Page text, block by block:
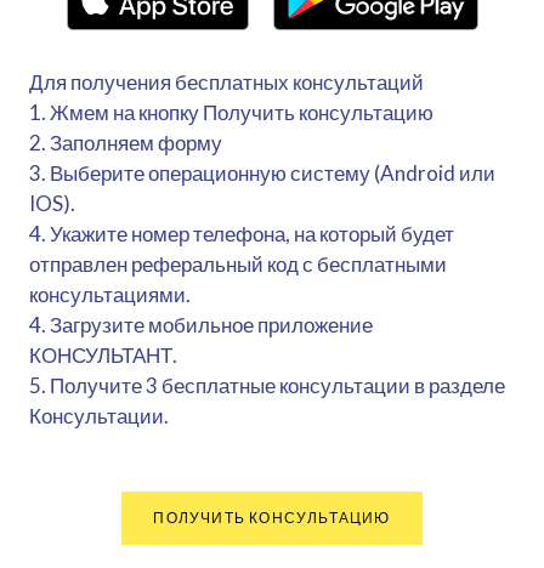
Для получения бесплатных консультаций
1. Жмем на кнопку Получить консультацию
2. Заполняем форму
3. Выберите операционную систему (Android или
IOS).
4. Укажите номер телефона, на который будет
отправлен реферальный код с бесплатными
консультациями.
4. Загрузите мобильное приложение
КОНСУЛЬТАНТ.
5. Получите 3 бесплатные консультации в разделе
Консультации.
ПОЛУЧИТЬ КОНСУЛЬТАЦИЮ